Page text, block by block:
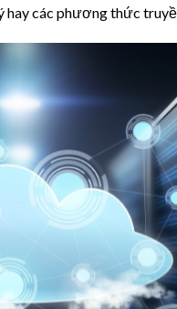
hay các phương thức